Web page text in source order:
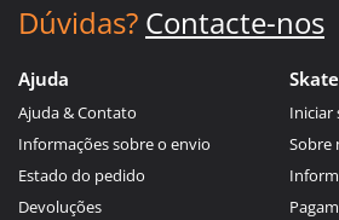
Dúvidas? Contacte-nos
Ajuda
Ajuda & Contato
Informações sobre o envio
Estado do pedido
Devoluções
Iniciar
Sobre